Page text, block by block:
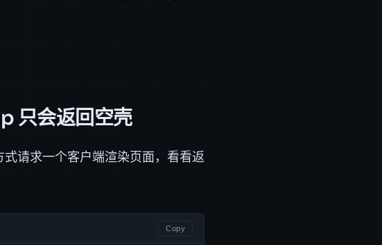
只会返回空壳
请求一个客户端渲染页面，看看返
Copy